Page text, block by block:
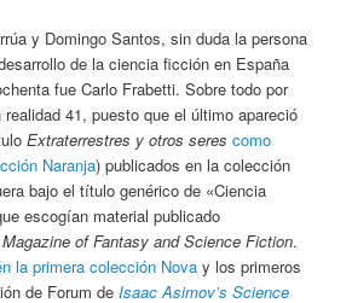
y Domingo Santos, sin duda la persona
de la ciencia ficción en España
fue Carlo Frabetti. Sobre todo por
41, puesto que el último apareció
Extraterrestres y otros serescomo
Naranja) publicados en la colección
bajo el título genérico de «Ciencia
escogían material publicado
of Fantasy and Science Fiction.
la primera colección Nova y los primeros
de Forum de Isaac Asimov’s Science